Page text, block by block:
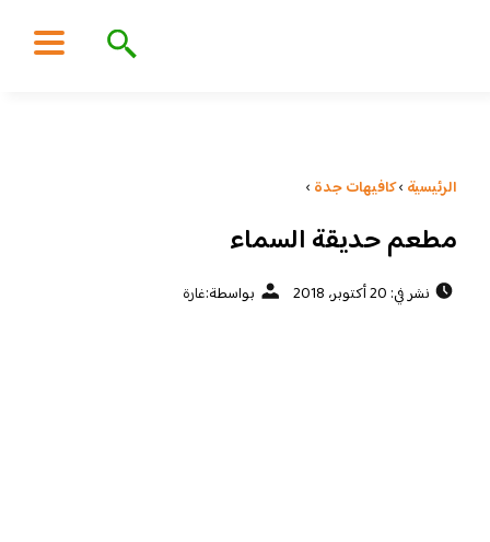
الرئيسية ›كافيهات جدة ›
مطعم حديقة السماء
نشر في: 20 أكتوبر، 2018 بواسطة:غارة